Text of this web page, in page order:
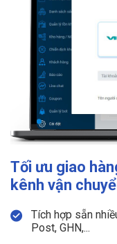
Tối ưu giao
kênh vận
Tích hợp sẵn
Post, GHN,...